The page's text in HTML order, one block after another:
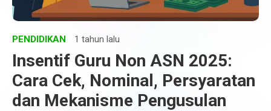
PENDIDIKAN 1 tahun lalu
Insentif Guru Non ASN 2025:
Cara Cek, Nominal, Persyaratan
dan Mekanisme Pengusulan